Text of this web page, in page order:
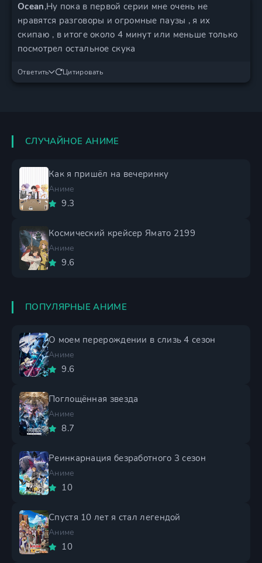
Ocean,Ну пока в первой серии мне очень не
нравятся разговоры и огромные паузы , я их
скипаю , в итоге около 4 минут или меньше только
посмотрел остальное скука
Ответить Цитировать
СЛУЧАЙНОЕ АНИМЕ
Как я пришёл на вечеринку
Аниме
9.3
Космический крейсер Ямато 2199
Аниме
9.6
ПОПУЛЯРНЫЕ АНИМЕ
О моем перерождении в слизь 4 сезон
Аниме
9.6
Поглощённая звезда
Аниме
8.7
Реинкарнация безработного 3 сезон
Аниме
10
Спустя 10 лет я стал легендой
Аниме
10